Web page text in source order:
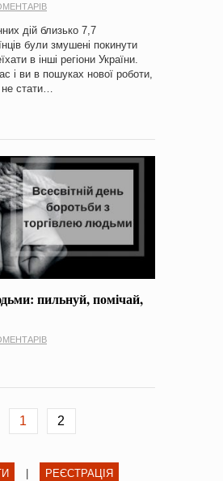
дій близько 7,7
були змушені покинути
в інші регіони України.
і ви в пошуках нової роботи,
стати…
пильнуй, помічай,
1 2
РЕЄСТРАЦІЯ